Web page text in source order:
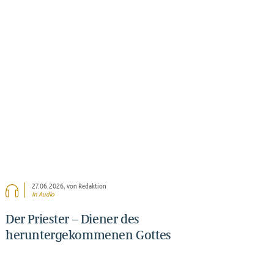
27.06.2026, von Redaktion
In Audio
Der Priester – Diener des
heruntergekommenen Gottes